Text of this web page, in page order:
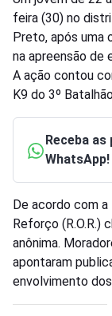
feira (30) no
Preto, após uma
na apreensão
A ação contou
K9 do 3º
Receba
De acordo com a
Reforço (R.O.R.)
anônima.
apontaram
envolvimento